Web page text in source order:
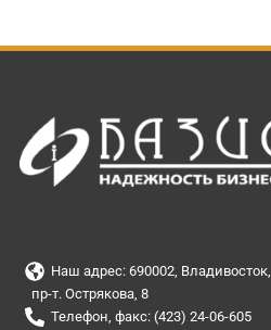
Наш адрес: 690002, Владивосток,
пр-т. Острякова, 8
Телефон, факс: (423) 24-06-605